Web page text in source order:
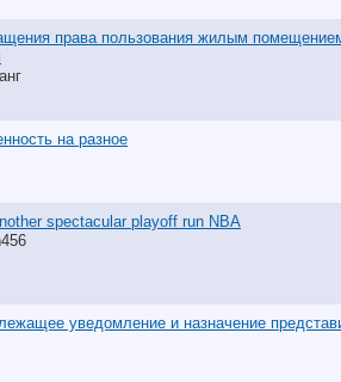
права пользования жилым
на разное
spectacular playoff run NBA
уведомление и назначение